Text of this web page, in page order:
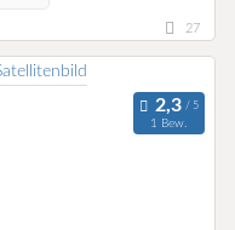
27
1 Bew.